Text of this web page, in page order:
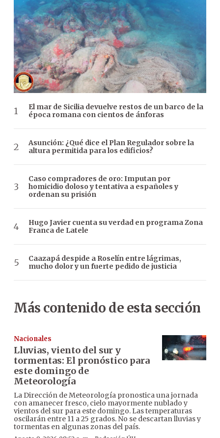
El mar de Sicilia devuelve restos de un barco de la
época romana con cientos de ánforas
Asunción: ¿Qué dice el Plan Regulador sobre la
altura permitida para los edificios?
Caso compradores de oro: Imputan por
homicidio doloso y tentativa a españoles y
ordenan su prisión
Hugo Javier cuenta su verdad en programa Zona
Franca de Latele
Caazapá despide a Roselín entre lágrimas,
mucho dolor y un fuerte pedido de justicia
Más contenido de esta sección
Nacionales
Lluvias, viento del sur y
tormentas: El pronóstico para
este domingo de
Meteorología
La Dirección de Meteorología pronostica una jornada
con amanecer fresco, cielo mayormente nublado y
vientos del sur para este domingo. Las temperaturas
oscilarán entre 11 a 25 grados. No se descartan lluvias y
tormentas en algunas zonas del país.